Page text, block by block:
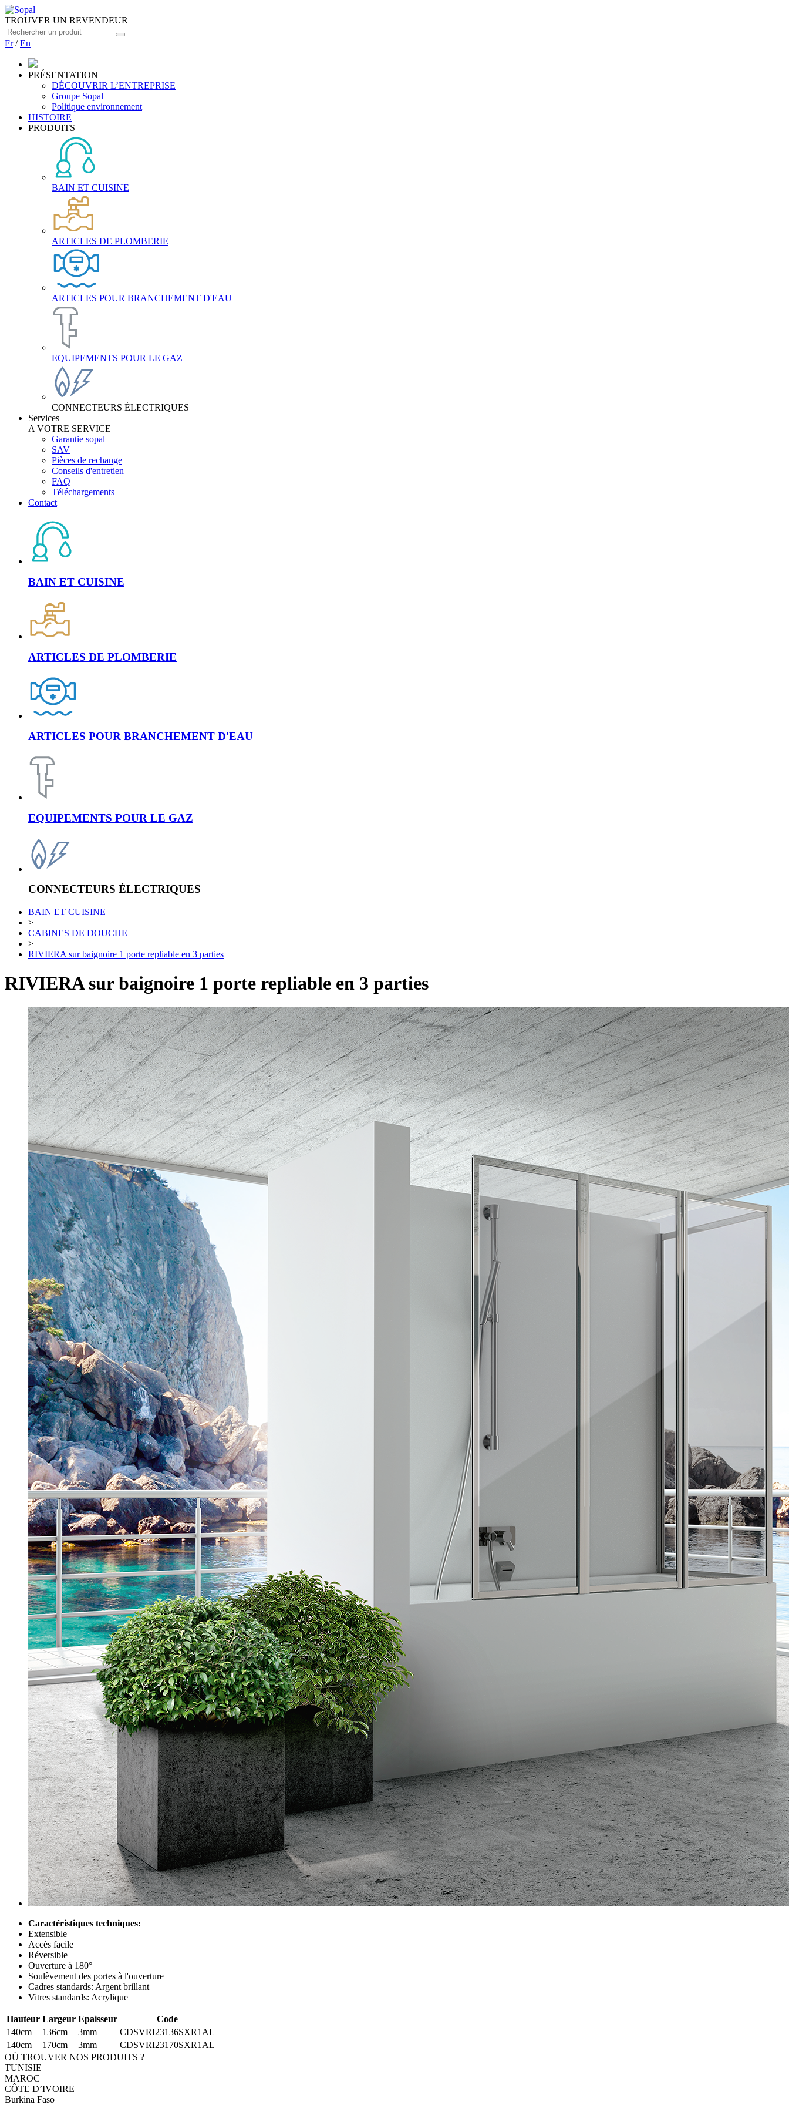
TROUVER UN REVENDEUR
Fr/En
PRÉSENTATION
DÉCOUVRIR L’ENTREPRISE
Groupe Sopal
Politique environnement
HISTOIRE
PRODUITS
BAIN ET CUISINE
ARTICLES DE PLOMBERIE
ARTICLES POUR BRANCHEMENT D'EAU
EQUIPEMENTS POUR LE GAZ
CONNECTEURS ÉLECTRIQUES
Services
A VOTRE SERVICE
Garantie sopal
SAV
Pièces de rechange
Conseils d'entretien
FAQ
Téléchargements
Contact
BAIN ET CUISINE
ARTICLES DE PLOMBERIE
ARTICLES POUR BRANCHEMENT D'EAU
EQUIPEMENTS POUR LE GAZ
CONNECTEURS ÉLECTRIQUES
BAIN ET CUISINE
>
CABINES DE DOUCHE
>
RIVIERA sur baignoire 1 porte repliable en 3 parties
RIVIERA sur baignoire 1 porte repliable en 3 parties
Caractéristiques techniques:
Extensible
Accès facile
Réversible
Ouverture à 180°
Soulèvement des portes à l'ouverture
Cadres standards: Argent brillant
Vitres standards: Acrylique
Hauteur Largeur Epaisseur
Code
140cm
136cm 3mm
CDSVRI23136SXR1AL
140cm
170cm 3mm
CDSVRI23170SXR1AL
OÙ TROUVER NOS PRODUITS ?
TUNISIE
MAROC
CÔTE D’IVOIRE
Burkina Faso